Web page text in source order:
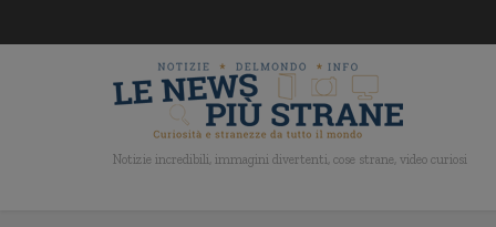
Notizie incredibili, immagini divertenti, cose strane, video curiosi